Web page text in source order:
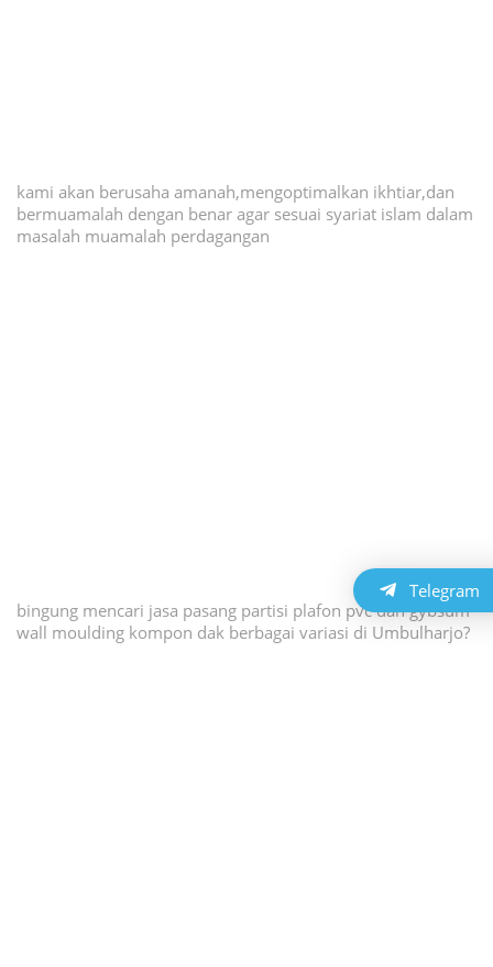
kami akan berusaha amanah,mengoptimalkan ikhtiar,dan
bermuamalah dengan benar agar sesuai syariat islam dalam
masalah muamalah perdagangan
bingung mencari jasa pasang partisi plafon pvc dan gybsum
wall moulding kompon dak berbagai variasi di Umbulharjo?
Telegram